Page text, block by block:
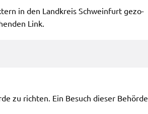
in den Land­kreis Schwein­furt gezo­
Link.
zu rich­ten. Ein Besuch dieser Behör­de